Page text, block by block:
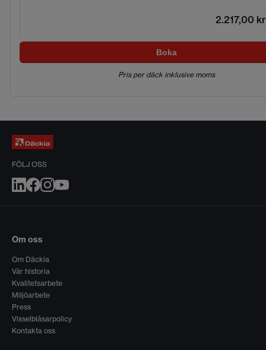
2.217,00 kr
Boka
Pris per däck inklusive moms
FÖLJ OSS
Om oss
Om Däckia
Vår historia
Kvalitetsarbete
Miljöarbete
Press
Visselblåsarpolicy
Kontakta oss